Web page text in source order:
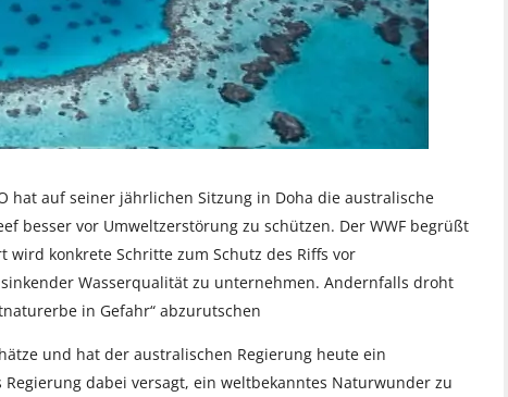
hat auf seiner jährlichen Sitzung in Doha die australische
besser vor Umweltzerstörung zu schützen. Der WWF begrüßt
konkrete Schritte zum Schutz des Riffs vor
Wasserqualität zu unternehmen. Andernfalls droht
in Gefahr“ abzurutschen
und hat der australischen Regierung heute ein
dabei versagt, ein weltbekanntes Naturwunder zu